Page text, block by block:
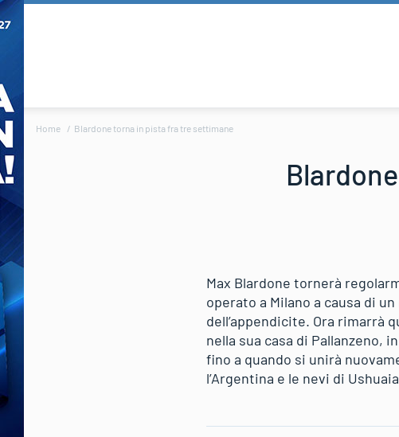
Home Blardone torna in pista fra tre settimane
Max Blardone tornerà
operato a Milano a causa di
dell’appendicite. Ora rimarrà
nella sua casa di Pallanzeno,
fino a quando si unirà
l’Argentina e le nevi di